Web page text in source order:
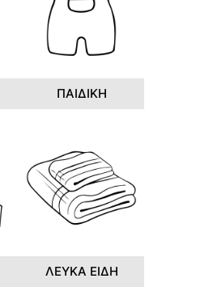
ΠΑΙΔΙΚΗ
ΛΕΥΚΑ ΕΙΔΗ